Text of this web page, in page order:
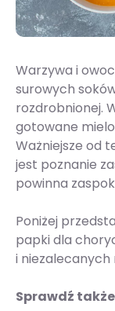
Warzywa i
surowych
rozdrobnionej.
gotowane
Ważniejsze od
jest poznanie
powinna
Poniżej
papki dla
i niezalecanych
Sprawdź